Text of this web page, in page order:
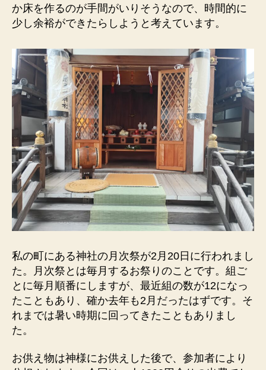
か床を作るのが手間がいりそうなので、時間的に
少し余裕ができたらしようと考えています。
私の町にある神社の月次祭が2月20日に行われまし
た。月次祭とは毎月するお祭りのことです。組ご
とに毎月順番にしますが、最近組の数が12になっ
たこともあり、確か去年も2月だったはずです。そ
れまでは暑い時期に回ってきたこともありまし
た。
お供え物は神様にお供えした後で、参加者により